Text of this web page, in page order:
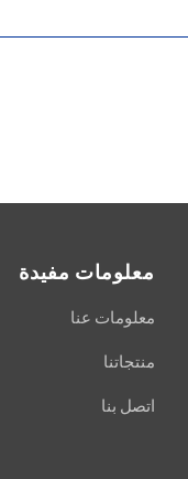
معلومات مفيدة
معلومات عنا
منتجاتنا
اتصل بنا